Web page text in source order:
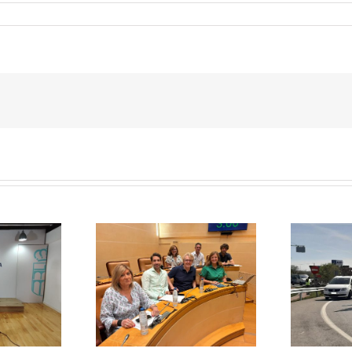
rebajar un 20%
basuras y
el mayor
fiscal soportado
segovianas
El PSOE pide
responsabilidades políticas
al PP tras las diligencias
abiertas a la alcaldesa de La
Lastrilla por un presunto
incidente con la Guardia Civil